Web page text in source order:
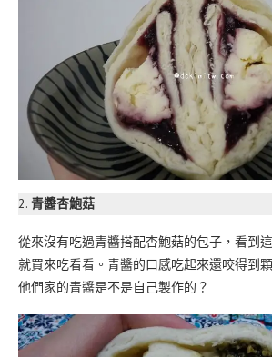
2. 青醬杏鮑菇
從來沒有吃過青醬搭配杏鮑菇的包子，看到
就買來吃看看。青醬的口感吃起來還咬得到
他們家的青醬是不是自己製作的？